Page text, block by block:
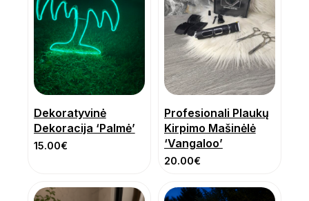
Dekoratyvinė
Dekoracija ‘Palmė’
15.00€
Profesionali Plaukų
Kirpimo Mašinėlė
‘Vangaloo’
20.00€